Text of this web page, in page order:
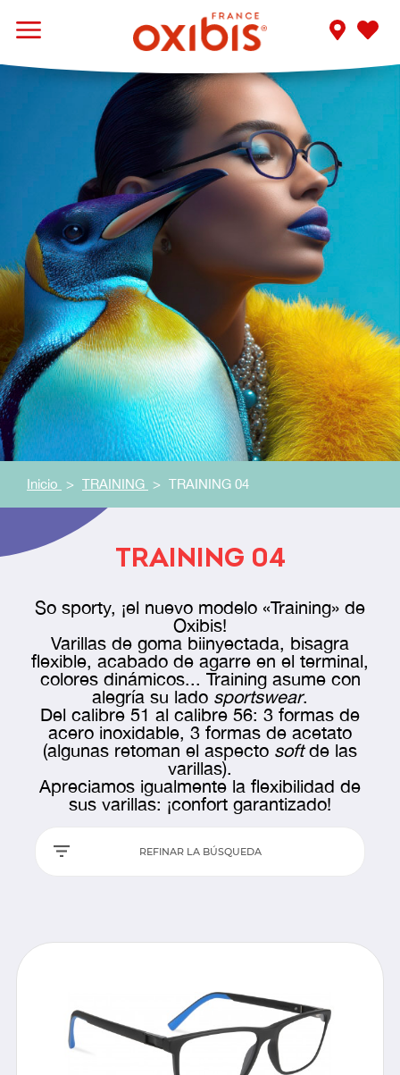
Inicio TRAINING TRAINING 04
TRAINING 04
So sporty, ¡el nuevo modelo «Training» de
Oxibis!
Varillas de goma biinyectada, bisagra
flexible, acabado de agarre en el terminal,
colores dinámicos... Training asume con
alegría su lado sportswear.
Del calibre 51 al calibre 56: 3 formas de
acero inoxidable, 3 formas de acetato
(algunas retoman el aspecto softde las
varillas).
Apreciamos igualmente la flexibilidad de
sus varillas: ¡confort garantizado!
REFINAR LA BÚSQUEDA